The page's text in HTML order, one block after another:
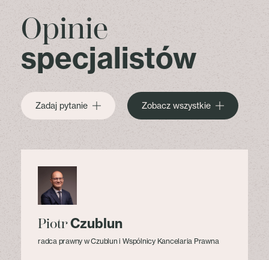
Opinie
specjalistów
Zadaj pytanie Zobacz wszystkie
PiotrCzublun
radca prawny w Czublun i Wspólnicy Kancelaria Prawna